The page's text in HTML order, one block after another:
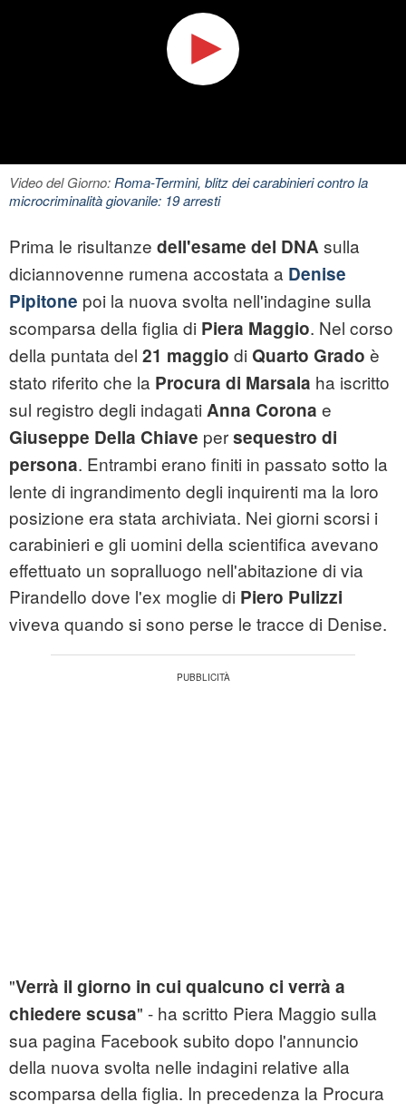
Video del Giorno:Roma-Termini, blitz dei carabinieri contro la
microcriminalità giovanile: 19 arresti
Prima le risultanze dell'esame del DNAsulla
diciannovenne rumena accostata a Denise
Pipitone poi la nuova svolta nell'indagine sulla
scomparsa della figlia di Piera Maggio. Nel corso
della puntata del 21 maggio di Quarto Grado è
stato riferito che la Procura di Marsala ha iscritto
sul registro degli indagati Anna Corona e
Giuseppe Della Chiave persequestro di
persona. Entrambi erano finiti in passato sotto la
lente di ingrandimento degli inquirenti ma la loro
posizione era stata archiviata. Nei giorni scorsi i
carabinieri e gli uomini della scientifica avevano
effettuato un sopralluogo nell'abitazione di via
Pirandello dove l'ex moglie di Piero Pulizzi
viveva quando si sono perse le tracce di Denise.
"Verrà il giorno in cui qualcuno ci verrà a
chiedere scusa" - ha scritto Piera Maggio sulla
sua pagina Facebook subito dopo l'annuncio
della nuova svolta nelle indagini relative alla
scomparsa della figlia. In precedenza la Procura